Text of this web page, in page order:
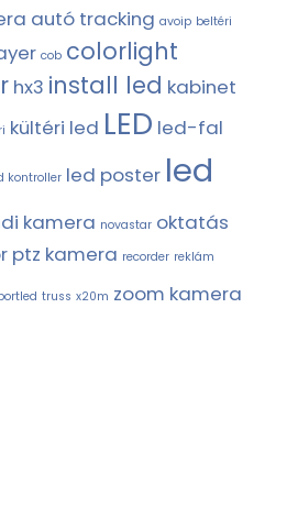
autó tracking avoip beltéri
cob colorlight
hx3 install led kabinet
kültéri led LED led-fal
kontroller led poster led
kamera novastar oktatás
ptz kamera recorder reklám
truss x20m zoom kamera